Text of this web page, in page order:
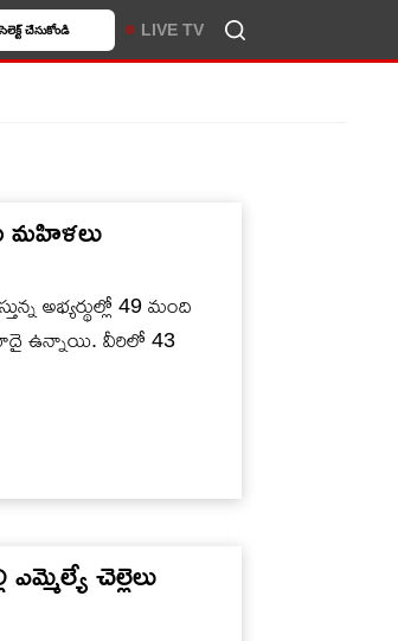
చేసుకోండి LIVE TV
మహిళలు
అభ్యర్థుల్లో 49 మంది
ఉన్నాయి. వీరిలో 43
చెల్లెలు